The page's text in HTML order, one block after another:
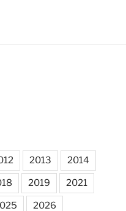
2013 2014
2019 2021
2026